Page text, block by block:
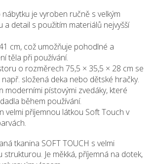
je vyroben ručně s velkým
a detail s použitím materiálů nejvyšší
cm, což umožňuje pohodlné a
těla při používání.
o rozměrech 75,5 × 35,5 × 28 cm se
složená deka nebo dětské hračky.
moderními pístovými zvedáky, které
během používání.
velmi příjemnou látkou Soft Touch v
tkanina SOFT TOUCH s velmi
strukturou. Je měkká, příjemná na dotek,